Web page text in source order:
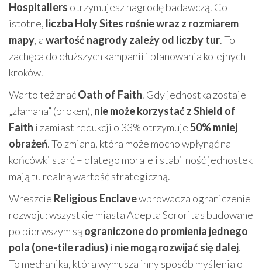
Hospitallers otrzymujesz nagrodę badawczą. Co
istotne, liczba Holy Sites rośnie wraz z rozmiarem
mapy, awartość nagrody zależy od liczby tur. To
zachęca do dłuższych kampanii i planowania kolejnych
kroków.
Warto też znaćOath of Faith. Gdy jednostka zostaje
„złamana” (broken), nie może korzystać z Shield of
Faith i zamiast redukcji o 33% otrzymuje50% mniej
obrażeń. To zmiana, która może mocno wpłynąć na
końcówki starć – dlatego morale i stabilność jednostek
mają tu realną wartość strategiczną.
Wreszcie Religious Enclavewprowadza ograniczenie
rozwoju: wszystkie miasta Adepta Sororitas budowane
po pierwszym są ograniczone do promienia jednego
pola (one-tile radius)i nie mogą rozwijać się dalej.
To mechanika, która wymusza inny sposób myślenia o